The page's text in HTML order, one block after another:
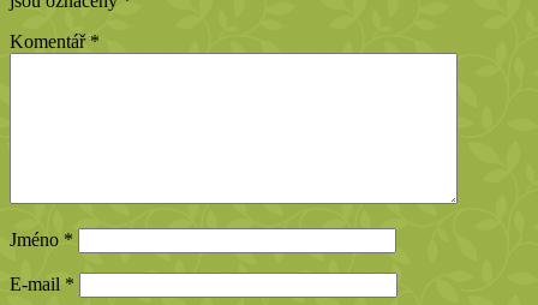
Komentář *
Jméno *
E-mail *